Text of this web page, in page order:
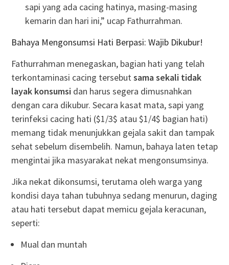
sapi yang ada cacing hatinya, masing-masing
kemarin dan hari ini,” ucap Fathurrahman.
Bahaya Mengonsumsi Hati Berpasi: Wajib Dikubur!
Fathurrahman menegaskan, bagian hati yang telah
terkontaminasi cacing tersebut sama sekali tidak
layak konsumsidan harus segera dimusnahkan
dengan cara dikubur. Secara kasat mata, sapi yang
terinfeksi cacing hati ($1/3$ atau $1/4$ bagian hati)
memang tidak menunjukkan gejala sakit dan tampak
sehat sebelum disembelih. Namun, bahaya laten tetap
mengintai jika masyarakat nekat mengonsumsinya.
Jika nekat dikonsumsi, terutama oleh warga yang
kondisi daya tahan tubuhnya sedang menurun, daging
atau hati tersebut dapat memicu gejala keracunan,
seperti:
Mual dan muntah